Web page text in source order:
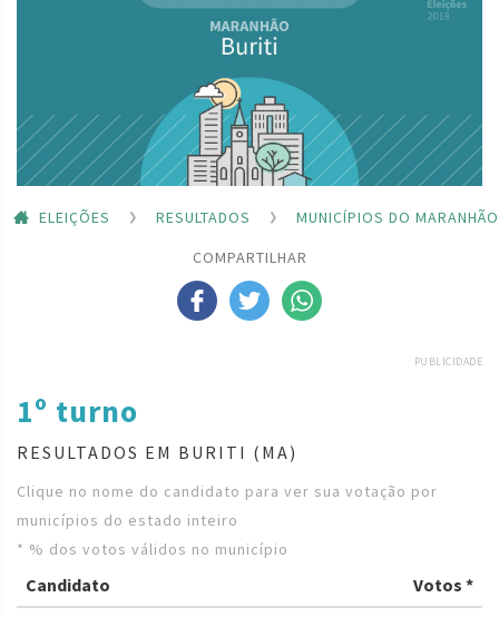
ELEIÇÕES RESULTADOS
MUNICÍPIOS DO MARANHÃO
COMPARTILHAR
PUBLICIDADE
1º turno
RESULTADOS EM BURITI (MA)
Clique no nome do candidato para ver sua votação por
municípios do estado inteiro
* % dos votos válidos no município
Candidato Votos *